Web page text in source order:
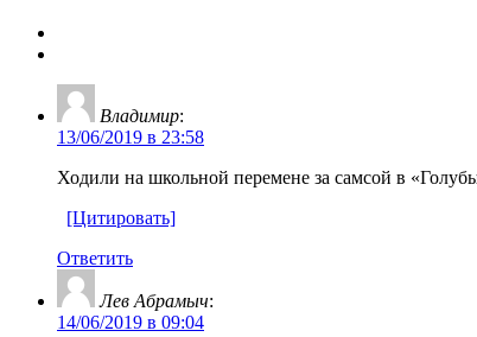
Владимир:
13/06/2019 в 23:58
Ходили на школьной перемене за самсой в
[Цитировать]
Ответить
Лев Абрамыч:
14/06/2019 в 09:04